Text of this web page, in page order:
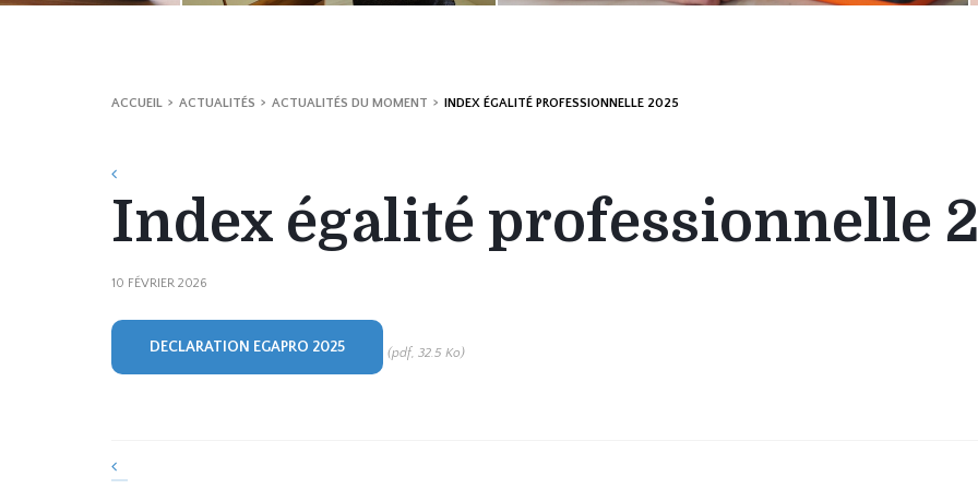
ACCUEIL ACTUALITÉS ACTUALITÉS DU MOMENT INDEX ÉGALITÉ PROFESSIONNELLE 2025
Index égalité professionnelle
10 FÉVRIER 2026
DECLARATION EGAPRO 2025 (pdf, 32.5 Ko)